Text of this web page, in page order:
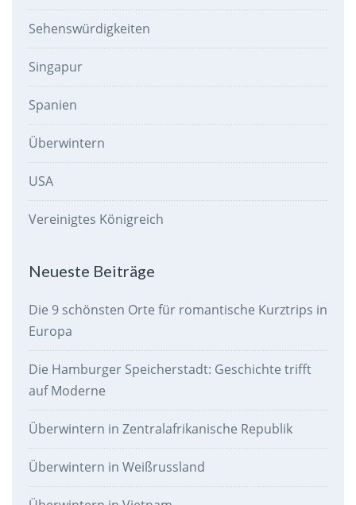
Sehenswürdigkeiten
Singapur
Spanien
Überwintern
USA
Vereinigtes Königreich
Neueste Beiträge
Die 9 schönsten Orte für romantische Kurztrips in
Europa
Die Hamburger Speicherstadt: Geschichte trifft
auf Moderne
Überwintern in Zentralafrikanische Republik
Überwintern in Weißrussland